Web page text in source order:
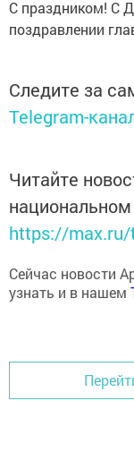
поздравлении
Telegram-
https://
узнать и в нашем